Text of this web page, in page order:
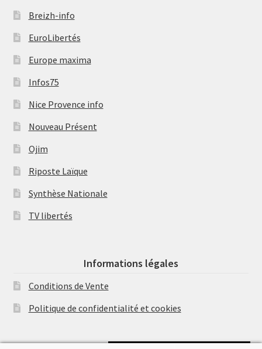
Breizh-info
EuroLibertés
Europe maxima
Infos75
Nice Provence info
Nouveau Présent
Ojim
Riposte Laïque
Synthèse Nationale
TV libertés
Informations légales
Conditions de Vente
Politique de confidentialité et cookies